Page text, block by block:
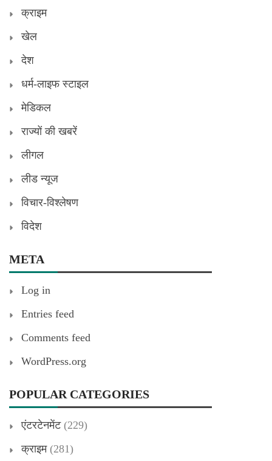
क्राइम
खेल
देश
धर्म-लाइफ स्टाइल
मेडिकल
राज्यों की खबरें
लीगल
लीड न्यूज
विचार-विश्लेषण
विदेश
META
Log in
Entries feed
Comments feed
WordPress.org
POPULAR CATEGORIES
एंटरटेनमेंट(229)
क्राइम(281)